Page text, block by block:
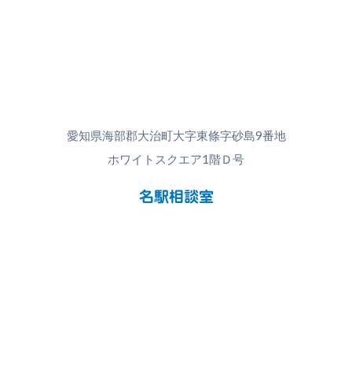
愛知県海部郡大治町大字東條字砂島9番地
ホワイトスクエア1階Ｄ号
名駅相談室